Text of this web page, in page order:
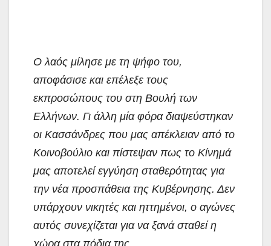
Ο λαός μίλησε με τη ψήφο του,
αποφάσισε και επέλεξε τους
εκπροσώπους του στη Βουλή των
Ελλήνων. Γι άλλη μία φόρα διαψεύστηκαν
οι Κασσάνδρες που μας απέκλειαν από το
Κοινοβούλιο και πίστεψαν πως το Κίνημά
μας αποτελεί εγγύηση σταθερότητας για
την νέα προσπάθεια της Κυβέρνησης. Δεν
υπάρχουν νικητές και ηττημένοι, ο αγώνες
αυτός συνεχίζεται για να ξανά σταθεί η
χώρα στα πόδια της.